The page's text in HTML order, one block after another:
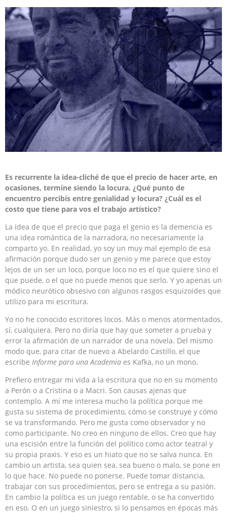
Es recurrente la idea-cliché de que el precio de hacer arte, en
ocasiones, termine siendo la locura. ¿Qué punto de
encuentro percibís entre genialidad y locura? ¿Cuál es el
costo que tiene para vos el trabajo artístico?
La idea de que el precio que paga el genio es la demencia es
una idea romántica de la narradora, no necesariamente la
comparto yo. En realidad, yo soy un muy mal ejemplo de esa
afirmación porque dudo ser un genio y me parece que estoy
lejos de un ser un loco, porque loco no es el que quiere sino el
que puede, o el que no puede menos que serlo. Y yo apenas un
módico neurótico obsesivo con algunos rasgos esquizoides que
utilizo para mi escritura.
Yo no he conocido escritores locos. Más o menos atormentados,
sí, cualquiera. Pero no diría que hay que someter a prueba y
error la afirmación de un narrador de una novela. Del mismo
modo que, para citar de nuevo a Abelardo Castillo, el que
escribe Informe para una Academia es Kafka, no un mono.
Prefiero entregar mi vida a la escritura que no en su momento
a Perón o a Cristina o a Macri. Son causas ajenas que
contemplo. A mí me interesa mucho la política porque me
gusta su sistema de procedimiento, cómo se construye y cómo
se va transformando. Pero me gusta como observador y no
como participante. No creo en ninguno de ellos. Creo que hay
una escisión entre la función del político como actor teatral y
su propia praxis. Y eso es un hiato que no se salva nunca. En
cambio un artista, sea quien sea, sea bueno o malo, se pone en
lo que hace. No puede no ponerse. Puede tomar distancia,
trabajar con sus procedimientos, pero se entrega a su pasión.
En cambio la política es un juego rentable, o se ha convertido
en eso. O en un juego siniestro, si lo pensamos en épocas más